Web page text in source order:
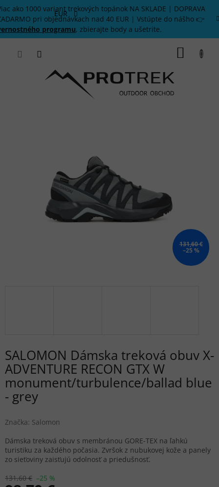
Prejsť
na
obsah
ako 1000 variant trekových topánok NA SKLADE | DOPRAVA
pri objednávkach nad 40 EUR | Vstúpte do nášho 👉
programu, zbierajte body a ušetrite.
EUR
131,60 €
–25 %
SALOMON Dámska treková obuv X-
ADVENTURE RECON GTX W
monument/turbulence/ballad blue
- grey
Značka: Salomon
131,60 € –25 %
Dámska treková obuv s membránou GORE-TEX na ľahkú
turistiku za každého počasia. Zvršok z nubukovej kože a panely
zo sieťoviny zaisťujú odolnosť a priedušnosť.